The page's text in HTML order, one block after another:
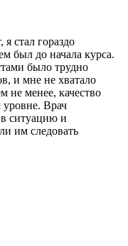
я стал гораздо
был до начала курса.
было трудно
и мне не хватало
не менее, качество
уровне. Врач
в ситуацию и
им следовать